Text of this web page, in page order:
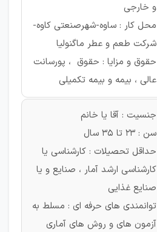
و خارجی
محل کار : ساوه-شهرصنعتی کاوه-
شرکت طعم و عطر ماگنولیا
حقوق و مزایا : حقوق ، پورسانت
عالی ، بیمه و بیمه تکمیلی
جنسیت : آقا یا خانم
سن : ۲3 تا ۳۵ سال
حداقل تحصیلات : کارشناسی یا
کارشناسی ارشد آمار ، صنایع و یا
صنایع غذایی
توانمندی های حرفه ای : مسلط به
آزمون های و روش های آماری